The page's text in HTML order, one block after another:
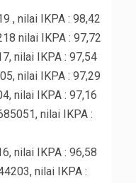
, nilai IKPA : 98,42
nilai IKPA : 97,72
nilai IKPA : 97,54
nilai IKPA : 97,29
nilai IKPA : 97,16
nilai IKPA :
nilai IKPA : 96,58
nilai IKPA :